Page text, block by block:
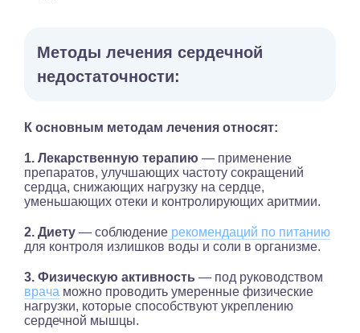
Методы лечения сердечной
недостаточности:
К основным методам лечения относят:
1. Лекарственную терапию — применение
препаратов, улучшающих частоту сокращений
сердца, снижающих нагрузку на сердце,
уменьшающих отеки и контролирующих аритмии.
2. Диету — соблюдение рекомендаций по питанию
для контроля излишков воды и соли в организме.
3. Физическую активность — под руководством
врача можно проводить умеренные физические
нагрузки, которые способствуют укреплению
сердечной мышцы.